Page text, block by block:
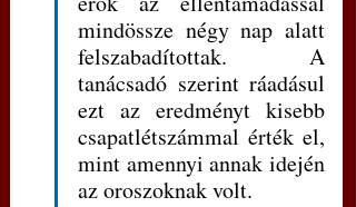
mindössze négy nap alatt
felszabadítottak. A
tanácsadó szerint ráadásul
ezt az eredményt kisebb
csapatlétszámmal érték el,
mint amennyi annak idején
az oroszoknak volt.